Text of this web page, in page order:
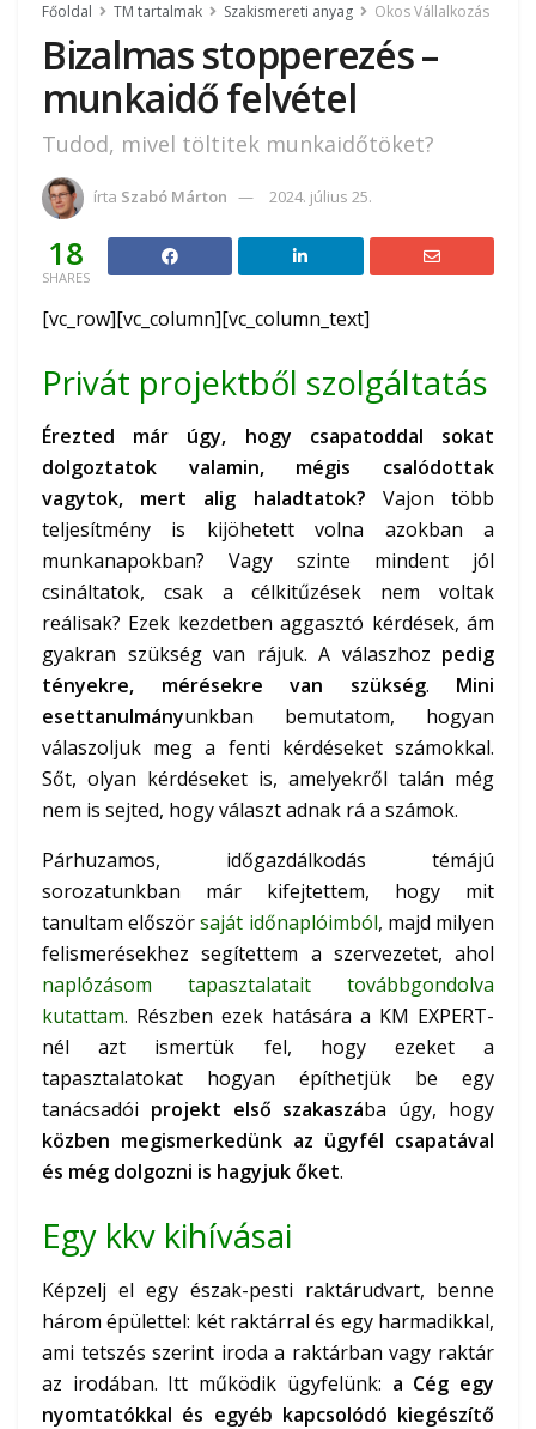
Főoldal TM tartalmak Szakismereti anyag Okos Vállalkozás
Bizalmas stopperezés –
munkaidő felvétel
Tudod, mivel töltitek munkaidőtöket?
írta Szabó Márton 2024. július 25.
18
SHARES
[vc_row][vc_column][vc_column_text]
Privát projektből szolgáltatás
Érezted már úgy, hogy csapatoddal sokat
dolgoztatok valamin, mégis csalódottak
vagytok, mert alig haladtatok? Vajon több
teljesítmény is kijöhetett volna azokban a
munkanapokban? Vagy szinte mindent jól
csináltatok, csak a célkitűzések nem voltak
reálisak? Ezek kezdetben aggasztó kérdések, ám
gyakran szükség van rájuk. A válaszhoz pedig
tényekre, mérésekre van szükség. Mini
esettanulmányunkban bemutatom, hogyan
válaszoljuk meg a fenti kérdéseket számokkal.
Sőt, olyan kérdéseket is, amelyekről talán még
nem is sejted, hogy választ adnak rá a számok.
Párhuzamos, időgazdálkodás témájú
sorozatunkban már kifejtettem, hogy mit
tanultam előszörsaját időnaplóimból, majd milyen
felismerésekhez segítettem a szervezetet, ahol
naplózásom tapasztalatait továbbgondolva
kutattam. Részben ezek hatására a KM EXPERT-
nél azt ismertük fel, hogy ezeket a
tapasztalatokat hogyan építhetjük be egy
tanácsadói projekt első szakaszába úgy, hogy
közben megismerkedünk az ügyfél csapatával
és még dolgozni is hagyjuk őket.
Egy kkv kihívásai
Képzelj el egy észak-pesti raktárudvart, benne
három épülettel: két raktárral és egy harmadikkal,
ami tetszés szerint iroda a raktárban vagy raktár
az irodában. Itt működik ügyfelünk: a Cég egy
nyomtatókkal és egyéb kapcsolódó kiegészítő